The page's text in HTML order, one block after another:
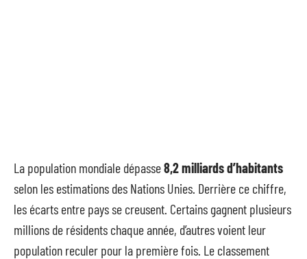
La population mondiale dépasse8,2 milliards d’habitants
selon les estimations des Nations Unies. Derrière ce chiffre,
les écarts entre pays se creusent. Certains gagnent plusieurs
millions de résidents chaque année, d’autres voient leur
population reculer pour la première fois. Le classement